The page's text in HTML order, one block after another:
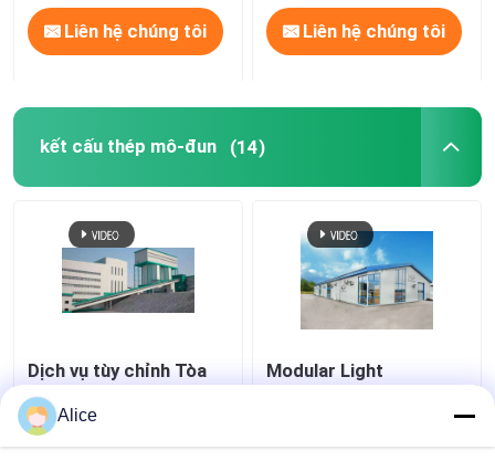
Liên hệ chúng tôi Liên hệ chúng tôi
kết cấu thép mô-đun (14)
Dịch vụ tùy chỉnh Tòa
nhà thép mô-đun, Tòa
nhà kho sẵn chế tạo
Bảo trì thấp
Modular Light
Alice